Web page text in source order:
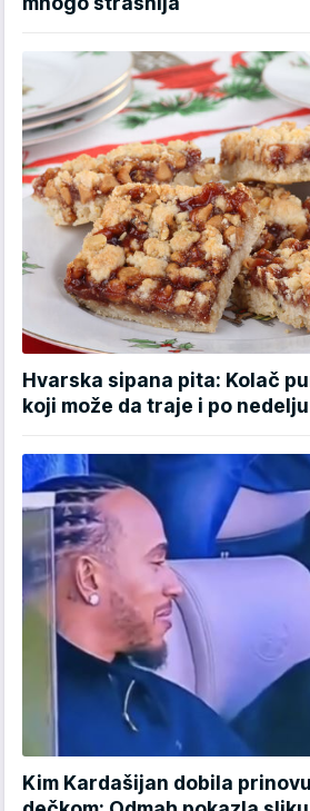
Hvarska sipana pita: Kolač
koji može da traje i po
Kim Kardašijan dobila